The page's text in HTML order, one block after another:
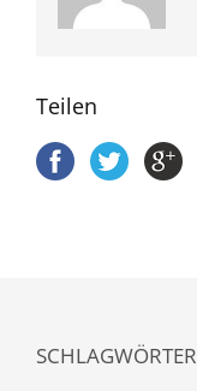
Teilen
SCHLAGWÖRTER